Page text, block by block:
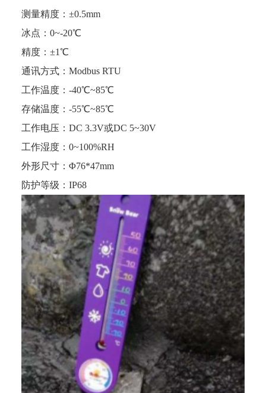
测量精度：±0.5mm
冰点：0~-20℃
精度：±1℃
通讯方式：Modbus RTU
工作温度：-40℃~85℃
存储温度：-55℃~85℃
工作电压：DC 3.3V或DC 5~30V
工作湿度：0~100%RH
外形尺寸：Φ76*47mm
防护等级：IP68